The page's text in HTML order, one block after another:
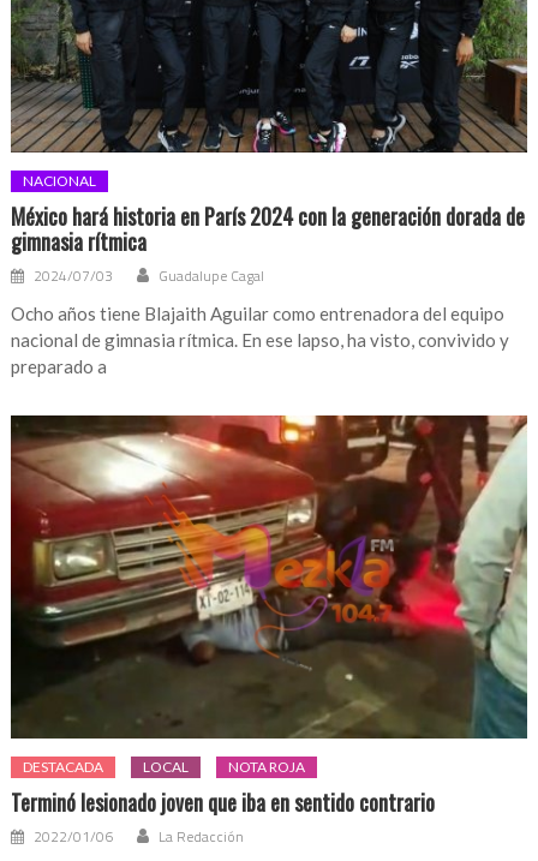
NACIONAL
México hará historia en París 2024 con la generación dorada de
gimnasia rítmica
2024/07/03 Guadalupe Cagal
Ocho años tiene Blajaith Aguilar como entrenadora del equipo
nacional de gimnasia rítmica. En ese lapso, ha visto, convivido y
preparado a
DESTACADA LOCAL NOTA ROJA
Terminó lesionado joven que iba en sentido contrario
2022/01/06 La Redacción